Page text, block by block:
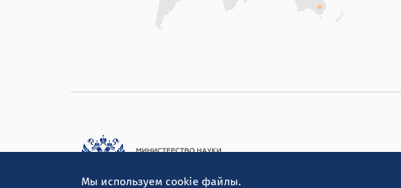
Мы используем cookie файлы.